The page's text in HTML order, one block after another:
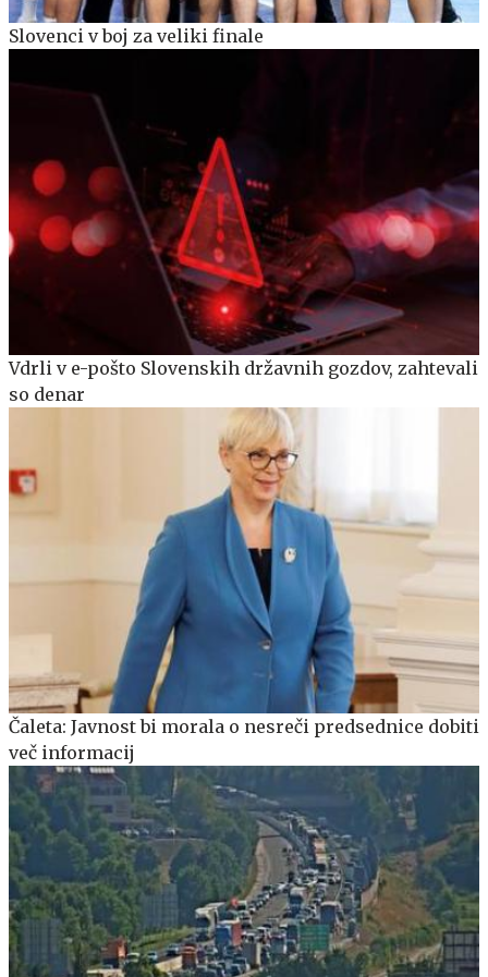
Slovenci v boj za veliki finale
Vdrli v e-pošto Slovenskih državnih gozdov, zahtevali
so denar
Čaleta: Javnost bi morala o nesreči predsednice dobiti
več informacij